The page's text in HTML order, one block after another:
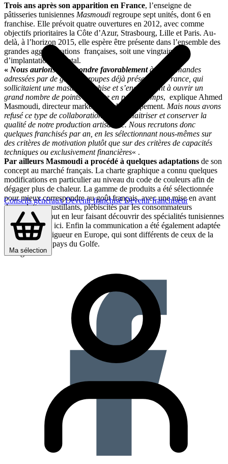
Conseils générauxDevenir franchiséDevenir franchiseur
Ma sélection
Trois ans après son apparition en France, l’enseigne de
pâtisseries tunisiennes Masmoudi regroupe sept unités, dont 6 en
franchise. Elle prévoit quatre ouvertures en 2012, avec comme
objectifs prioritaires la Côte d’Azur, Strasbourg, Lille et Paris. Au-
delà, à l’horizon 2015, elle espère être présente dans l’ensemble des
grandes agglomérations françaises, soit une vingtaine
d’implantations au total.
« Nous aurions pu répondre favorablementà des demandes
adressées par de grands groupes déjà présents en France, qui
sollicitaient une master-franchise et s’engageaient à ouvrir un
grand nombre de points de vente en peu de temps, explique Ahmed
Masmoudi, directeur marketing et développement. Mais nous avons
refusé ce type de collaboration afin de maitriser et conserver la
qualité de notre production artisanale. Nous recrutons donc
quelques franchisés par an, en les sélectionnant nous-mêmes sur
des critères de motivation plutôt que sur des critères de capacités
techniques ou exclusivement financières« .
Par ailleurs Masmoudi a procédé à quelques adaptations de son
concept au marché français. La charte graphique a connu quelques
modifications en particulier au niveau du code de couleurs afin de
dégager plus de chaleur. La gamme de produits a été sélectionnée
pour mieux correspondre au goût français, avec une mise en avant
de produits croustillants, plébiscités par les consommateurs
hexagonaux, tout en leur faisant découvrir des spécialités tunisiennes
moins connues ici. Enfin la communication a été également adaptée
aux codes en vigueur en Europe, qui sont différents de ceux de la
Tunisie ou des pays du Golfe.
Partager sur :